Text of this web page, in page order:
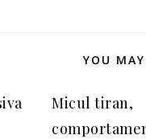
YOU
Micul tiran,